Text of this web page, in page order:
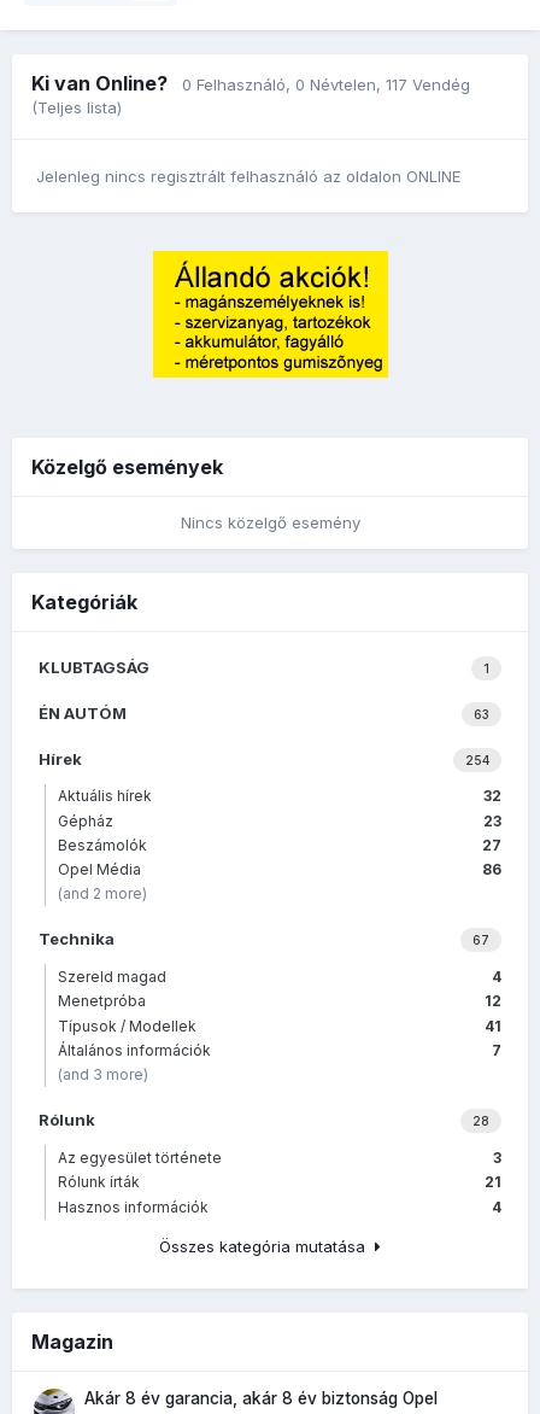
Ki van Online? 0 Felhasználó, 0 Névtelen, 117 Vendég
(Teljes lista)
Jelenleg nincs regisztrált felhasználó az oldalon ONLINE
Közelgő események
Nincs közelgő esemény
Kategóriák
1
KLUBTAGSÁG
63
ÉN AUTÓM
254
Hírek
32
Aktuális hírek
23
Gépház
27
Beszámolók
86
Opel Média
(and 2 more)
67
Technika
4
Szereld magad
12
Menetpróba
41
Típusok / Modellek
7
Általános információk
(and 3 more)
28
Rólunk
3
Az egyesület története
21
Rólunk írták
4
Hasznos információk
Összes kategória mutatása
Magazin
Akár 8 év garancia, akár 8 év biztonság Opel